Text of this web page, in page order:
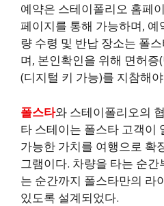
예약은 스테이폴리오 홈페
페이지를 통해 가능하며,
량 수령 및 반납 장소는 폴
며, 본인확인을 위해 면허
(디지털 키 가능)를 지참해
폴스타와 스테이폴리오의
타 스테이는 폴스타 고객이
가능한 가치를 여행으로 확
그램이다. 차량을 타는 순
는 순간까지 폴스타만의 라
있도록 설계되었다.